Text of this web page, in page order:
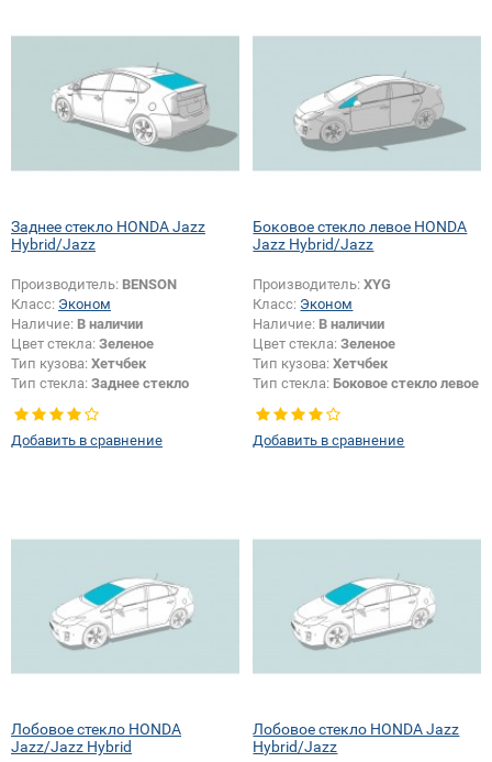
Заднее стекло HONDA Jazz
Hybrid/Jazz
Производитель: BENSON
Класс: Эконом
Наличие: В наличии
Цвет стекла: Зеленое
Тип кузова: Хетчбек
Тип стекла: Заднее стекло
Добавить в сравнение
Боковое стекло левое HONDA
Jazz Hybrid/Jazz
Производитель:XYG
Класс: Эконом
Наличие: В наличии
Цвет стекла:Зеленое
Тип кузова:Хетчбек
Тип стекла: Боковое стекло левое
Добавить в сравнение
Лобовое стекло HONDA
Jazz/Jazz Hybrid
Лобовое стекло HONDA Jazz
Hybrid/Jazz